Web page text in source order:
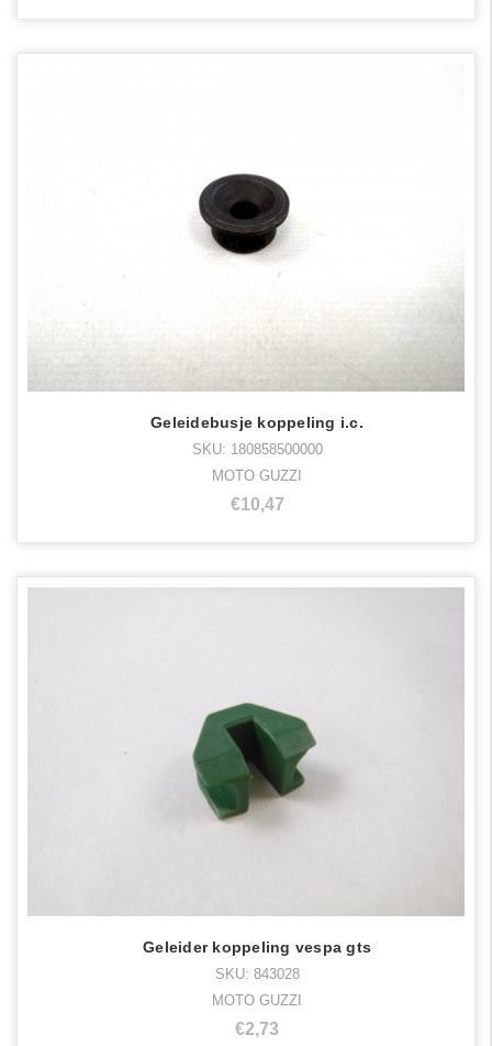
Geleidebusje koppeling i.c.
SKU: 180858500000
MOTO GUZZI
€10,47
Geleider koppeling vespa gts
SKU: 843028
MOTO GUZZI
€2,73